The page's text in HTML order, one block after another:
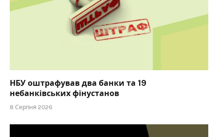
НБУ оштрафував два банки та 19
небанківських фінустанов
8 Серпня 2026